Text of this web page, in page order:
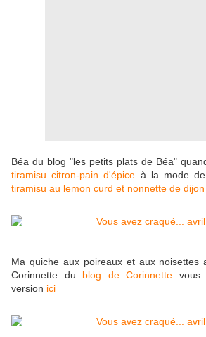
Béa du blog "les petits plats de Béa"
tiramisu citron-pain d'épice à la mode
tiramisu au lemon curd et nonnette de dijon
Ma quiche aux poireaux et aux noisettes
Corinnette du blog de Corinnette vous
version ici